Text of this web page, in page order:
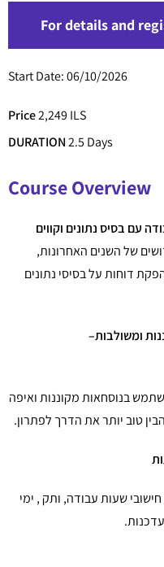
For details and
Start Date: 06/10/2026
Price2,249 ILS
DURATION2.5 Days
Course Overview
עם בסיס נתונים וקווים
של השנים האחרונות,
דוחות על בסיסי נתונים
ומשולבות–
בנוסחאות מקוננות ואיפה
טוב יותר את הדרך לפתרון.
שעות עבודה, ותק , ימי